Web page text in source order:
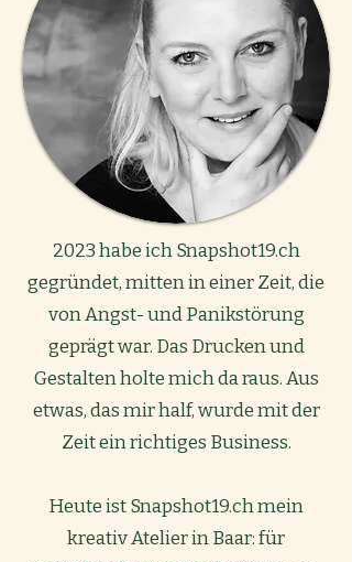
2023 habe ich Snapshot19.ch
gegründet, mitten in einer Zeit, die
von Angst- und Panikstörung
geprägt war. Das Drucken und
Gestalten holte mich da raus. Aus
etwas, das mir half, wurde mit der
Zeit ein richtiges Business.
Heute ist Snapshot19.ch mein
kreativ Atelier in Baar: für